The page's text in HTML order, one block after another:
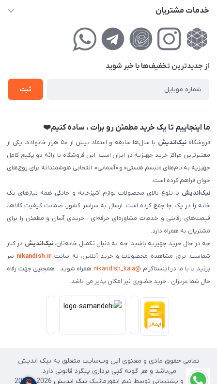
کوچه گلریز 4 غربی ، پلاک 13
حساب کاربری
لیست محصولات
خدمات مشتریان
راهنمای‌خرید‌آنلاین
حریم خصوصی
فروش‌اقساطی
از جدید‌ترین تخفیف‌ها با‌ خبر شوید
ثبت
ما اینجاییم تا یک خرید مطمئن رو برات ، ساده کنیم❤️
فروشگاهنیک‌اندیش
با سال‌ها سابقه و اعتماد بیش از ۵۰ هزار خانواده، یکی از
معتبرترین مراکز خرید جهیزیه در ایران است. این فروشگاه با ارائه دو پکیج کامل
جهیزیه به نام‌های «تبسم هستی» و «آسمانی»، انتخابی هوشمندانه برای زوج‌های
جوان فراهم کرده است.
نیک‌اندیش با تنوع بالای محصولات لوازم آشپزخانه و خانگی همه نیازهای یک
خانه را در یک جا جمع کرده است. ارسال به سراسر کشور، ضمانت کیفیت کالاها،
قیمت‌های رقابتی و خدمات مشاوره‌ای حرفه‌ای ، خریدی آسان و مطمئن را برای
مشتریان به همراه دارد.
چه در حال خرید جهیزیه باشید، چه به دنبال تکمیل خانه‌تان،نیک‌اندیش در کنار
شماست. برای مشاهده محصولات و خرید آنلاین، به سایت nikandish.ir سر
بزنید یا با ما در اینستاگرام @nikandish_kala
همراه شوید . همچنین جهت رفاه
حال شما عزیزان ، خرید حضوری نیز امکان پذیر می باشد.
تمامی حقوق مادی و معنوی این وب‌سایت متعلق به نیک اندیش
می‌باشد و هر گونه کپی برداری پیگرد قانونی دارد.
طراحی و پشتیبانی توسط تیم انفورماتیک نیک اندیش 2026 - 2025